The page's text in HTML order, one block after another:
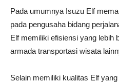
Pada umumnya Isuzu Elf
pada pengusaha bidang
Elf memiliki efisiensi yang lebih
armada transportasi wisata
Selain memiliki kualitas Elf